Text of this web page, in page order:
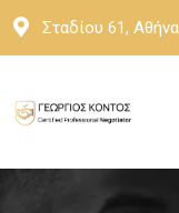
Skip
Σταδίου 61, Αθήνα